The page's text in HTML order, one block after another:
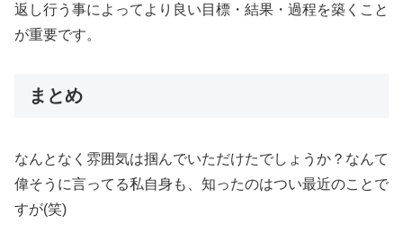
返し行う事によってより良い目標・結果・過程を築くこと
が重要です。
まとめ
なんとなく雰囲気は掴んでいただけたでしょうか？なんて
偉そうに言ってる私自身も、知ったのはつい最近のことで
すが(笑)